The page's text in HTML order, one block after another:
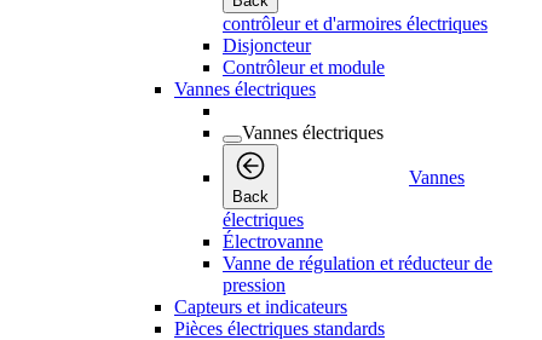
contrôleur et d'armoires électriques
Disjoncteur
Contrôleur et module
Vannes électriques
Vannes électriques
Back
Vannes
électriques
Électrovanne
Vanne de régulation et réducteur de
pression
Capteurs et indicateurs
Pièces électriques standards